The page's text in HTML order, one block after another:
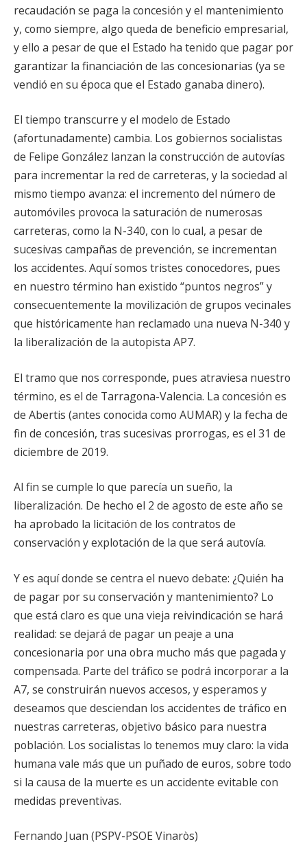
recaudación se paga la concesión y el mantenimiento
y, como siempre, algo queda de beneficio empresarial,
y ello a pesar de que el Estado ha tenido que pagar por
garantizar la financiación de las concesionarias (ya se
vendió en su época que el Estado ganaba dinero).
El tiempo transcurre y el modelo de Estado
(afortunadamente) cambia. Los gobiernos socialistas
de Felipe González lanzan la construcción de autovías
para incrementar la red de carreteras, y la sociedad al
mismo tiempo avanza: el incremento del número de
automóviles provoca la saturación de numerosas
carreteras, como la N-340, con lo cual, a pesar de
sucesivas campañas de prevención, se incrementan
los accidentes. Aquí somos tristes conocedores, pues
en nuestro término han existido “puntos negros” y
consecuentemente la movilización de grupos vecinales
que históricamente han reclamado una nueva N-340 y
la liberalización de la autopista AP7.
El tramo que nos corresponde, pues atraviesa nuestro
término, es el de Tarragona-Valencia. La concesión es
de Abertis (antes conocida como AUMAR) y la fecha de
fin de concesión, tras sucesivas prorrogas, es el 31 de
diciembre de 2019.
Al fin se cumple lo que parecía un sueño, la
liberalización. De hecho el 2 de agosto de este año se
ha aprobado la licitación de los contratos de
conservación y explotación de la que será autovía.
Y es aquí donde se centra el nuevo debate: ¿Quién ha
de pagar por su conservación y mantenimiento? Lo
que está claro es que una vieja reivindicación se hará
realidad: se dejará de pagar un peaje a una
concesionaria por una obra mucho más que pagada y
compensada. Parte del tráfico se podrá incorporar a la
A7, se construirán nuevos accesos, y esperamos y
deseamos que desciendan los accidentes de tráfico en
nuestras carreteras, objetivo básico para nuestra
población. Los socialistas lo tenemos muy claro: la vida
humana vale más que un puñado de euros, sobre todo
si la causa de la muerte es un accidente evitable con
medidas preventivas.
Fernando Juan (PSPV-PSOE Vinaròs)